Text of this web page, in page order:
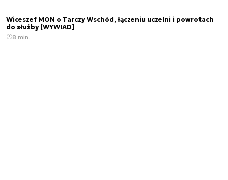
Wiceszef MON o Tarczy Wschód, łączeniu uczelni i powrotach
do służby [WYWIAD]
8 min.